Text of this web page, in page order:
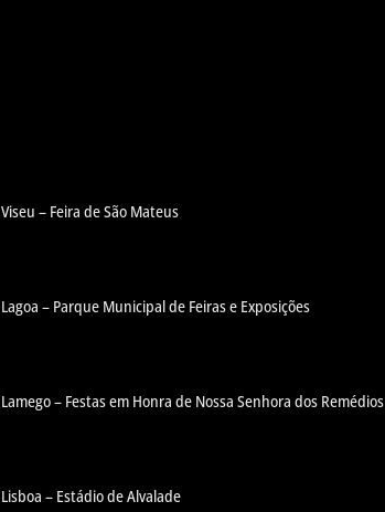
Viseu – Feira de São Mateus
Lagoa – Parque Municipal de Feiras e Exposições
Lamego – Festas em Honra de Nossa Senhora dos Remédios
Lisboa – Estádio de Alvalade